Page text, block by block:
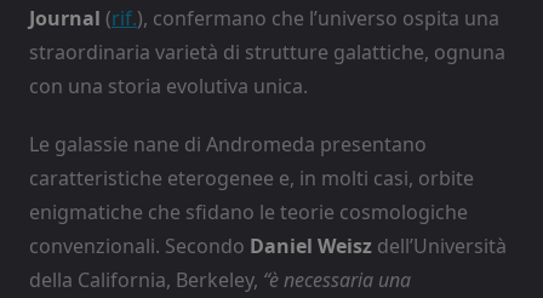
Journal (rif.), confermano che l’universo ospita una
straordinaria varietà di strutture galattiche, ognuna
con una storia evolutiva unica.
Le galassie nane di Andromeda presentano
caratteristiche eterogenee e, in molti casi, orbite
enigmatiche che sfidano le teorie cosmologiche
convenzionali. Secondo Daniel Weisz dell’Università
della California, Berkeley, “è necessaria una